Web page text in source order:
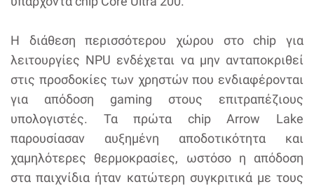
Η διάθεση περισσότερου χώρου στο chip για
λειτουργίες NPU ενδέχεται να μην ανταποκριθεί
στις προσδοκίες των χρηστών που ενδιαφέρονται
για απόδοση gaming στους επιτραπέζιους
υπολογιστές. Τα πρώτα chip Arrow Lake
παρουσίασαν αυξημένη αποδοτικότητα και
χαμηλότερες θερμοκρασίες, ωστόσο η απόδοση
στα παιχνίδια ήταν κατώτερη συγκριτικά με τους